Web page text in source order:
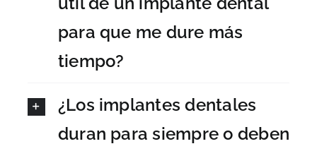
para que me dure más
tiempo?
¿Los implantes dentales
duran para siempre o deben